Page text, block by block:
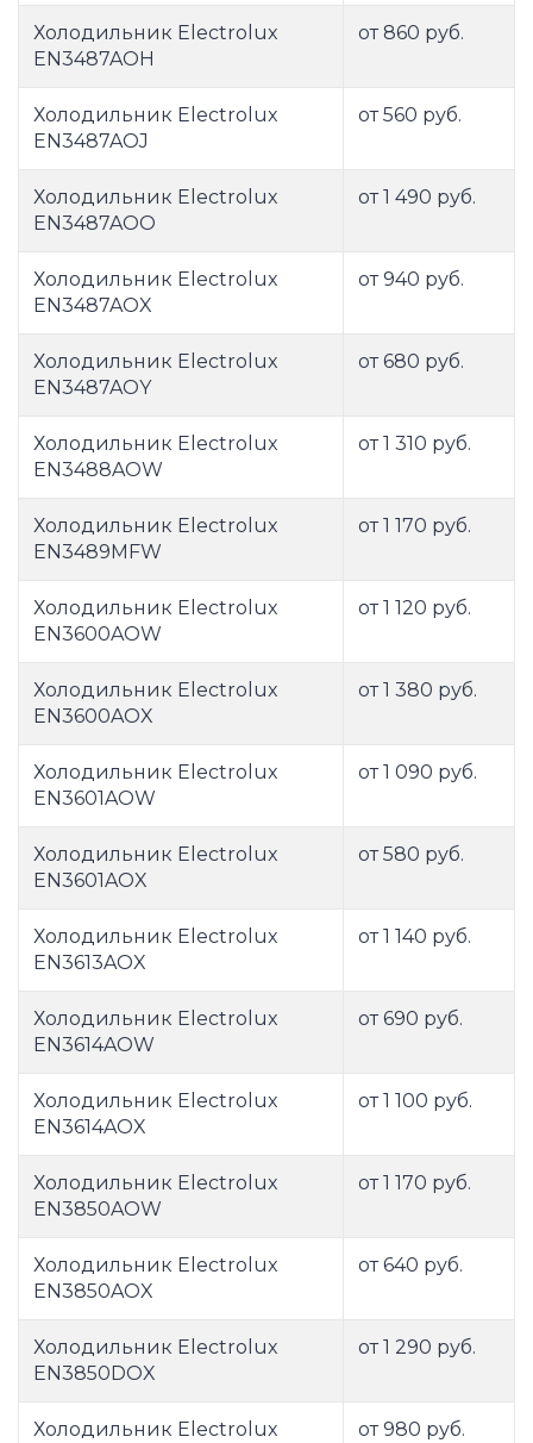
Холодильник Electrolux
EN3487AOH
от 860 руб.
Холодильник Electrolux
EN3487AOJ
от 560 руб.
Холодильник Electrolux
EN3487AOO
от 1 490 руб.
Холодильник Electrolux
EN3487AOX
от 940 руб.
Холодильник Electrolux
EN3487AOY
от 680 руб.
Холодильник Electrolux
EN3488AOW
от 1 310 руб.
Холодильник Electrolux
EN3489MFW
от 1 170 руб.
Холодильник Electrolux
EN3600AOW
от 1 120 руб.
Холодильник Electrolux
EN3600AOX
от 1 380 руб.
Холодильник Electrolux
EN3601AOW
от 1 090 руб.
Холодильник Electrolux
EN3601AOX
от 580 руб.
Холодильник Electrolux
EN3613AOX
от 1 140 руб.
Холодильник Electrolux
EN3614AOW
от 690 руб.
Холодильник Electrolux
EN3614AOX
от 1 100 руб.
Холодильник Electrolux
EN3850AOW
от 1 170 руб.
Холодильник Electrolux
EN3850AOX
от 640 руб.
Холодильник Electrolux
EN3850DOX
от 1 290 руб.
Холодильник Electrolux
от 980 руб.